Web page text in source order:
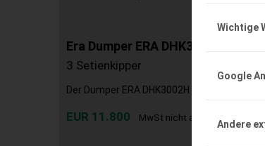
Wichtige
Google
Andere
Era Dumper ERA DHK3002H
3 Setienkipper
Der Dumper ERA DHK3002H ist
EUR 11.800 MwSt nicht ausweisbar